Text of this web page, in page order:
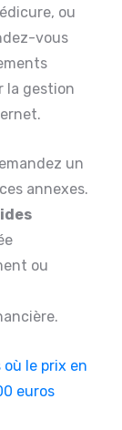
ou
vous
la gestion
un
annexes.
ou
où le prix en
euros